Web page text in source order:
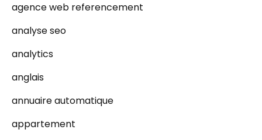
agence web referencement
analyse seo
analytics
anglais
annuaire automatique
appartement